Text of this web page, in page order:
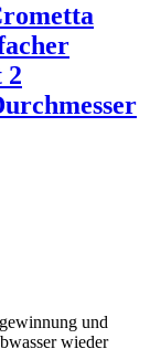
2
und
wieder